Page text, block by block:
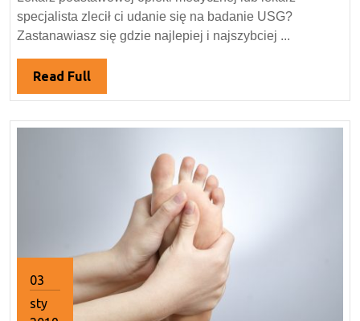
specjalista zlecił ci udanie się na badanie USG?
Zastanawiasz się gdzie najlepiej i najszybciej ...
Read FullRead
Full
03
sty